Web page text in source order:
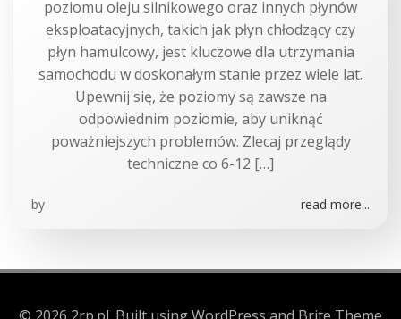
poziomu oleju silnikowego oraz innych płynów
eksploatacyjnych, takich jak płyn chłodzący czy
płyn hamulcowy, jest kluczowe dla utrzymania
samochodu w doskonałym stanie przez wiele lat.
Upewnij się, że poziomy są zawsze na
odpowiednim poziomie, aby uniknąć
poważniejszych problemów. Zlecaj przeglądy
techniczne co 6-12 […]
by read more...